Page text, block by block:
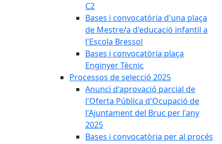
C2
Bases i convocatòria d'una plaça
de Mestre/a d'educació infantil a
l'Escola Bressol
Bases i convocatòria plaça
Enginyer Tècnic
Processos de selecció 2025
Anunci d'aprovació parcial de
l'Oferta Pública d'Ocupació de
l'Ajuntament del Bruc per l'any
2025
Bases i convocatòria per al procés